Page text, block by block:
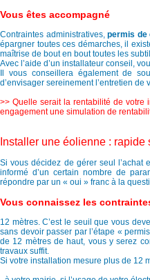
Vous êtes accompagné
Contraintes administratives,permis de
épargner toutes ces démarches, il
maîtrise de bout en bout toutes les
Avec l’aide d’un installateur conseil,
Il vous conseillera également de
d’envisager sereinement l’entretien de
>> Quelle serait la rentabilité de votre
engagement une simulation de
Installer une éolienne :
Si vous décidez de gérer seul l’achat
informé d’un certain nombre de
répondre par un « oui » franc à la
Vous connaissez les
12 mètres. C’est le seuil que vous
sans devoir passer par l’étape «
de 12 mètres de haut, vous y serez
travaux suffit.
Si votre installation mesure plus de 12